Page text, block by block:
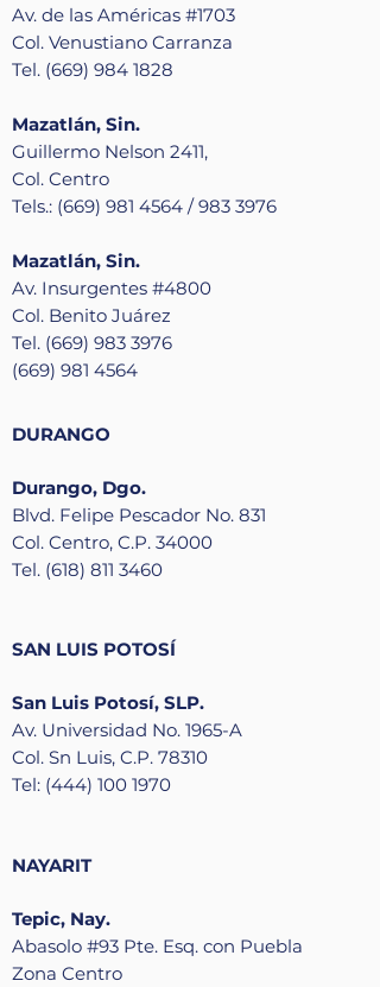
Av. de las Américas #1703
Col. Venustiano Carranza
Tel. (669) 984 1828
Mazatlán, Sin.
Guillermo Nelson 2411,
Col. Centro
Tels.: (669) 981 4564 / 983 3976
Mazatlán, Sin.
Av. Insurgentes #4800
Col. Benito Juárez
Tel. (669) 983 3976
(669) 981 4564
DURANGO
Durango, Dgo.
Blvd. Felipe Pescador No. 831
Col. Centro, C.P. 34000
Tel. (618) 811 3460
SAN LUIS POTOSÍ
San Luis Potosí, SLP.
Av. Universidad No. 1965-A
Col. Sn Luis, C.P. 78310
Tel: (444) 100 1970
NAYARIT
Tepic, Nay.
Abasolo #93 Pte. Esq. con Puebla
Zona Centro